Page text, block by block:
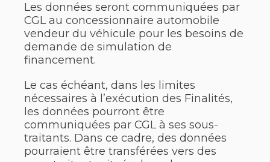
Les données seront communiquées par
CGL au concessionnaire automobile
vendeur du véhicule pour les besoins de
demande de simulation de
financement.
Le cas échéant, dans les limites
nécessaires à l’exécution des Finalités,
les données pourront être
communiquées par CGL à ses sous-
traitants. Dans ce cadre, des données
pourraient être transférées vers des